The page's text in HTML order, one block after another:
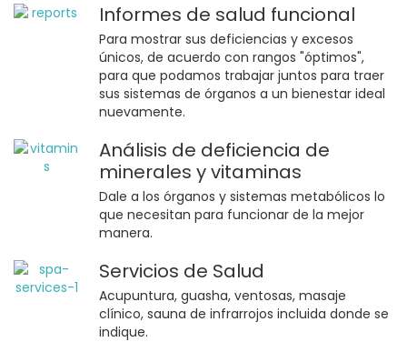
Informes de salud funcional
Para mostrar sus deficiencias y excesos
únicos, de acuerdo con rangos "óptimos",
para que podamos trabajar juntos para traer
sus sistemas de órganos a un bienestar ideal
nuevamente.
Análisis de deficiencia de
minerales y vitaminas
Dale a los órganos y sistemas metabólicos lo
que necesitan para funcionar de la mejor
manera.
Servicios de Salud
Acupuntura, guasha, ventosas, masaje
clínico, sauna de infrarrojos incluida donde se
indique.